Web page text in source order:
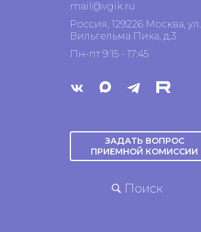
mail@vgik.ru
Россия, 129226 Москва, ул.
Вильгельма Пика, д.3
Пн-пт 9:15 - 17:45
ЗАДАТЬ ВОПРОС
ПРИЕМНОЙ КОМИССИИ
Поиск